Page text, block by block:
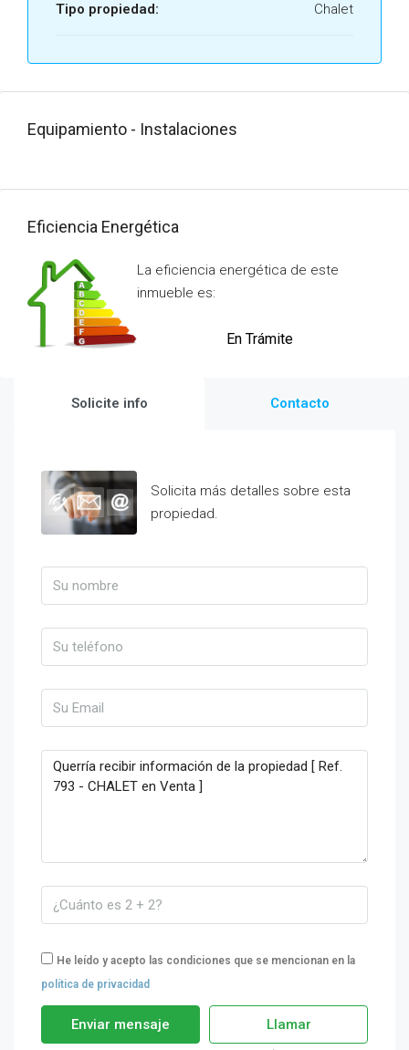
Tipo propiedad: Chalet
Equipamiento - Instalaciones
Eficiencia Energética
La eficiencia energética de este
inmueble es:
En Trámite
Solicite info Contacto
Solicita más detalles sobre esta
propiedad.
He leído y acepto las condiciones que se mencionan en la
política de privacidad
Enviar mensaje Llamar